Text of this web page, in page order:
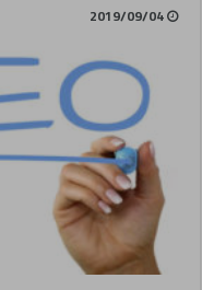
2019/09/04